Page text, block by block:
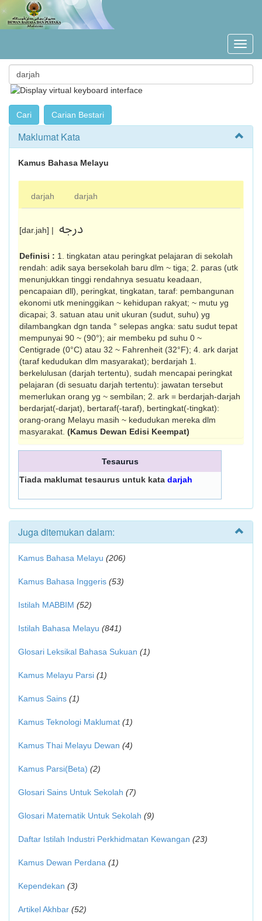
Maklumat Kata
Kamus Bahasa Melayu
darjah darjah
[dar.jah] | درجه
Definisi : 1. tingkatan atau peringkat pelajaran di sekolah
rendah: adik saya bersekolah baru dlm ~ tiga; 2. paras (utk
menunjukkan tinggi rendahnya sesuatu keadaan,
pencapaian dll), peringkat, tingkatan, taraf: pembangunan
ekonomi utk meninggikan ~ kehidupan rakyat; ~ mutu yg
dicapai; 3. satuan atau unit ukuran (sudut, suhu) yg
dilambangkan dgn tanda ° selepas angka: satu sudut tepat
mempunyai 90 ~ (90°); air membeku pd suhu 0 ~
Centigrade (0°C) atau 32 ~ Fah­renheit (32°F); 4. ark darjat
(taraf kedudukan dlm masyarakat); berdarjah 1.
berkelulusan (darjah tertentu), sudah mencapai peringkat
pelajaran (di sesuatu darjah tertentu): jawatan tersebut
memerlukan orang yg ~ sembilan; 2. ark = berdarjah-darjah
berdarjat(-darjat), ber­taraf(-taraf), bertingkat(-tingkat):
orang-orang Melayu masih ~ kedudukan mereka dlm
masyarakat. (Kamus Dewan Edisi Keempat)
Tesaurus
Tiada maklumat tesaurus untuk kata darjah
Juga ditemukan dalam:
Kamus Bahasa Melayu (206)
Kamus Bahasa Inggeris (53)
Istilah MABBIM (52)
Istilah Bahasa Melayu (841)
Glosari Leksikal Bahasa Sukuan (1)
Kamus Melayu Parsi (1)
Kamus Sains (1)
Kamus Teknologi Maklumat (1)
Kamus Thai Melayu Dewan (4)
Kamus Parsi(Beta) (2)
Glosari Sains Untuk Sekolah (7)
Glosari Matematik Untuk Sekolah (9)
Daftar Istilah Industri Perkhidmatan Kewangan (23)
Kamus Dewan Perdana (1)
Kependekan (3)
Artikel Akhbar (52)